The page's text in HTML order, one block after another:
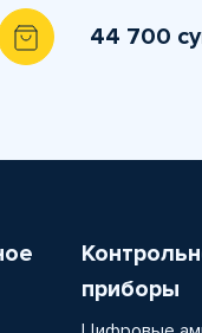
44 700
приборы